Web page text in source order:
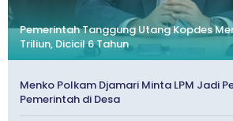
Pemerintah Tanggung Utang Kopdes
Triliun, Dicicil 6 Tahun
Menko Polkam Djamari Minta LPM Jadi
Pemerintah di Desa